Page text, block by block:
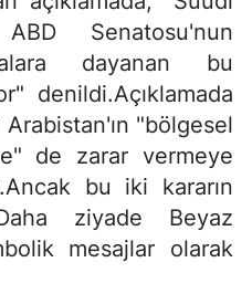
Senatosu'nun
dayanan bu
denildi.Açıklamada
"bölgesel
de zarar vermeye
bu iki kararın
ziyade Beyaz
mesajlar olarak